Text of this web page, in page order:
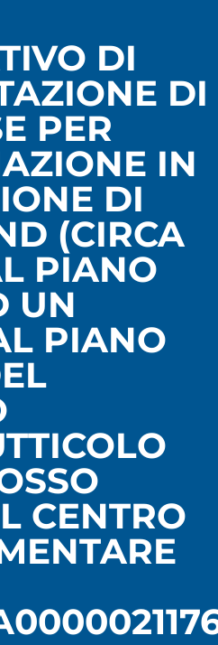
DI
DI
PER
IN
DI
(CIRCA
PIANO
UN
PIANO
CENTRO